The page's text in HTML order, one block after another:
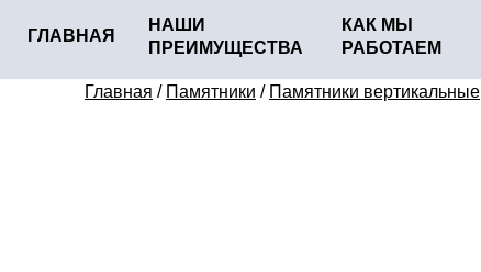
ГЛАВНАЯ
НАШИ
ПРЕИМУЩЕСТВА
КАК МЫ
РАБОТАЕМ
Главная / Памятники / Памятники вертикальные